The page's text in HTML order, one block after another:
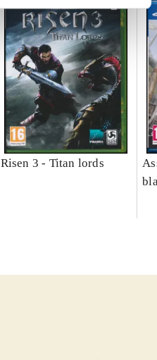
Risen 3 - Titan lords